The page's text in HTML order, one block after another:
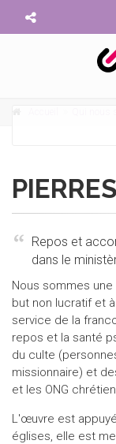
Repos et
dans le
Nous sommes
but non lucratif et
service de la
repos et la santé
du culte
missionnaire) et
et les ONG
L'œuvre est
églises, elle est